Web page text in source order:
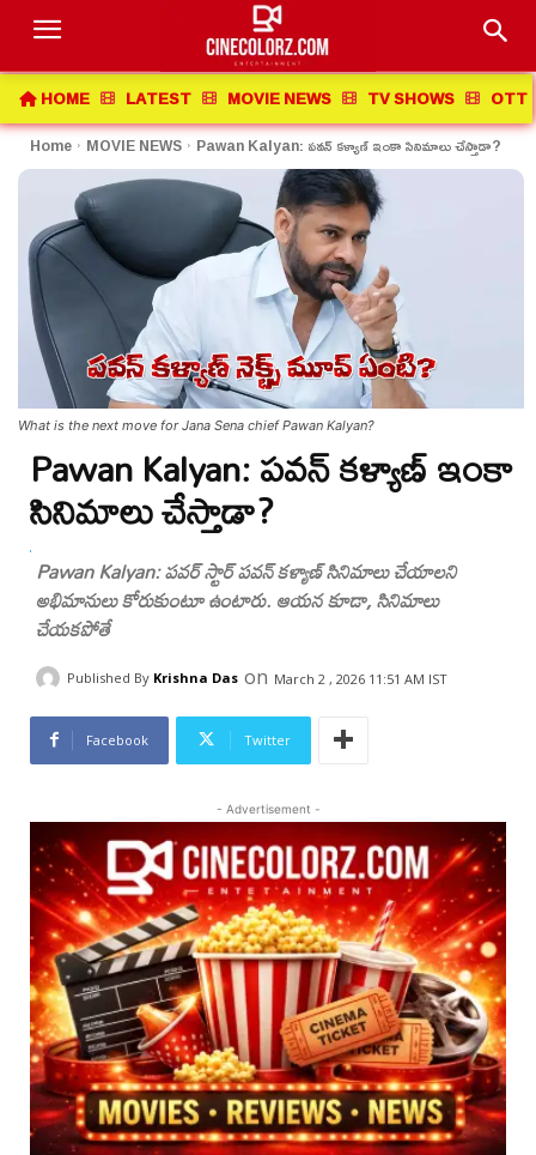
HOME LATEST MOVIE NEWS TV SHOWS OTT
Home MOVIE NEWS Pawan Kalyan: పవన్ కళ్యాణ్ ఇంకా సినిమాలు చేస్తాడా?
What is the next move for Jana Sena chief Pawan Kalyan?
Pawan Kalyan: పవన్ కళ్యాణ్ ఇంకా
సినిమాలు చేస్తాడా?
Pawan Kalyan: పవర్ స్టార్ పవన్ కళ్యాణ్ సినిమాలు చేయాలని
అభిమానులు కోరుకుంటూ ఉంటారు. ఆయన కూడా, సినిమాలు
చేయకపోతే
Published By Krishna Das on March 2 , 2026 11:51 AM IST
Facebook Twitter
- Advertisement -